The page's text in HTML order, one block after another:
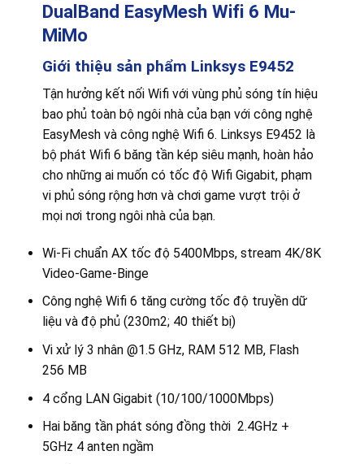
DualBand EasyMesh Wifi 6 Mu-
MiMo
Giới thiệu sản phẩm Linksys E9452
Tận hưởng kết nối Wifi với vùng phủ sóng tín hiệu
bao phủ toàn bộ ngôi nhà của bạn với công nghệ
EasyMesh và công nghệ Wifi 6. Linksys E9452 là
bộ phát Wifi 6 băng tần kép siêu mạnh, hoàn hảo
cho những ai muốn có tốc độ Wifi Gigabit, phạm
vi phủ sóng rộng hơn và chơi game vượt trội ở
mọi nơi trong ngôi nhà của bạn.
Wi-Fi chuẩn AX tốc độ 5400Mbps, stream 4K/8K
Video-Game-Binge
Công nghệ Wifi 6 tăng cường tốc độ truyền dữ
liệu và độ phủ (230m2; 40 thiết bị)
Vi xử lý 3 nhân @1.5 GHz, RAM 512 MB, Flash
256 MB
4 cổng LAN Gigabit (10/100/1000Mbps)
Hai băng tần phát sóng đồng thời 2.4GHz +
5GHz 4 anten ngầm